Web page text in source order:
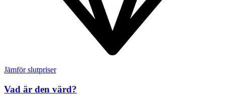
Jämför slutpriser
Vad är den värd?